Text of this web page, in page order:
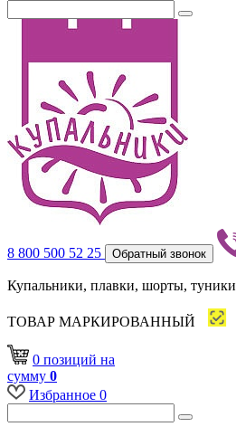
8 800 500 52 25 Обратный звонок
Купальники, плавки, шорты, туники
ТОВАР МАРКИРОВАННЫЙ
0 позиций на
сумму 0
Избранное 0